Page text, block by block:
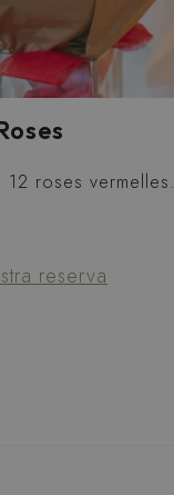
12 roses vermelles.
reserva